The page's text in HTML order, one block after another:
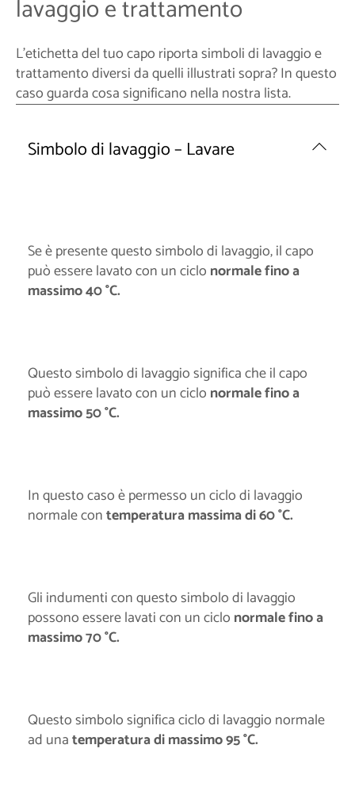
lavaggio e trattamento
L'etichetta del tuo capo riporta simboli di lavaggio e
trattamento diversi da quelli illustrati sopra? In questo
caso guarda cosa significano nella nostra lista.
Simbolo di lavaggio – Lavare
Se è presente questo simbolo di lavaggio, il capo
può essere lavato con un ciclo normale fino a
massimo 40 °C.
Questo simbolo di lavaggio significa che il capo
può essere lavato con un ciclo normale fino a
massimo 50 °C.
In questo caso è permesso un ciclo di lavaggio
normale contemperatura massima di 60 °C.
Gli indumenti con questo simbolo di lavaggio
possono essere lavati con un ciclo normale fino a
massimo 70 °C.
Questo simbolo significa ciclo di lavaggio normale
ad unatemperatura di massimo 95 °C.